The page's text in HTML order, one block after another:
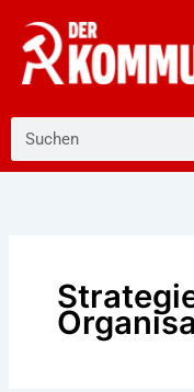
Inhalt
springen